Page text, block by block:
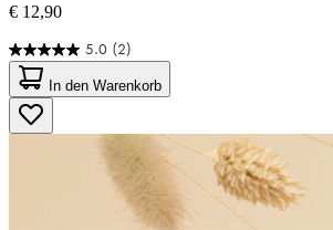
€ 12,90
5.0 (2)
5.0
von
5
Sternen.
2
Bewertungen
In den Warenkorb